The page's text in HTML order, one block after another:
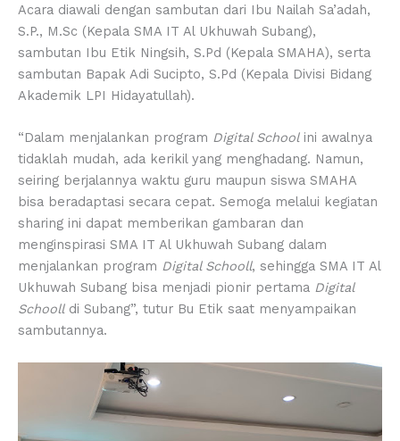
Acara diawali dengan sambutan dari Ibu Nailah Sa’adah,
S.P., M.Sc (Kepala SMA IT Al Ukhuwah Subang),
sambutan Ibu Etik Ningsih, S.Pd (Kepala SMAHA), serta
sambutan Bapak Adi Sucipto, S.Pd (Kepala Divisi Bidang
Akademik LPI Hidayatullah).
“Dalam menjalankan program Digital Schoolini awalnya
tidaklah mudah, ada kerikil yang menghadang. Namun,
seiring berjalannya waktu guru maupun siswa SMAHA
bisa beradaptasi secara cepat. Semoga melalui kegiatan
sharing ini dapat memberikan gambaran dan
menginspirasi SMA IT Al Ukhuwah Subang dalam
menjalankan program Digital Schooll, sehingga SMA IT Al
Ukhuwah Subang bisa menjadi pionir pertama Digital
Schoolldi Subang”, tutur Bu Etik saat menyampaikan
sambutannya.